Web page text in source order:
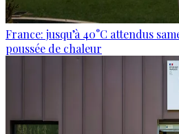
France: jusqu’à 40°C attendus
poussée de chaleur